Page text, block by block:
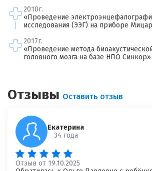
2010г.
«Проведение
исследования (ЭЭГ) на приборе
2017г.
«Проведение метода
головного мозга на базе НПО Синкор»
Отзывы Оставить отзыв
Екатерина
34 года
Отзыв от 19.10.2025